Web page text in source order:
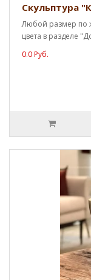
Скульптура
Любой размер по
цвета в разделе
0.0 Руб.